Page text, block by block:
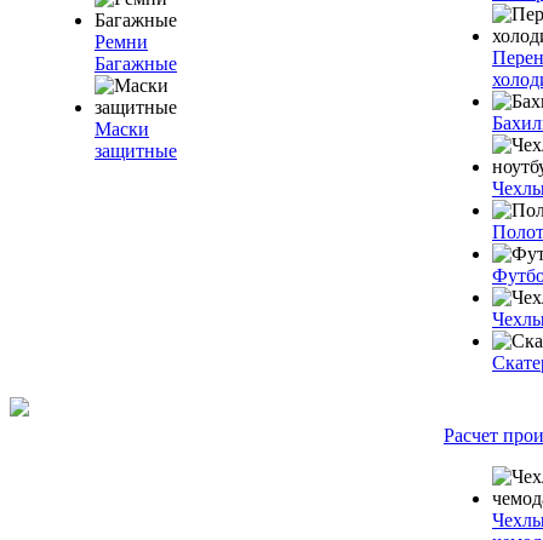
Ремни
Багажные
Маски
защитные
Расчет